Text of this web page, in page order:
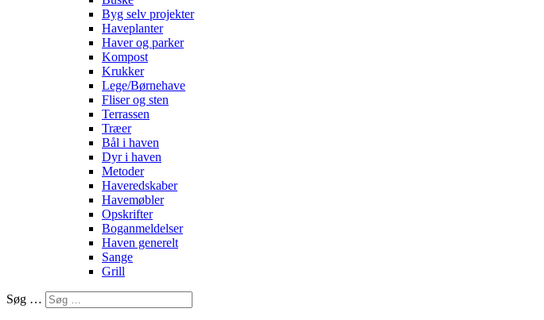
Byg selv projekter
Haveplanter
Haver og parker
Kompost
Krukker
Lege/Børnehave
Fliser og sten
Terrassen
Træer
Bål i haven
Dyr i haven
Metoder
Haveredskaber
Havemøbler
Opskrifter
Boganmeldelser
Haven generelt
Sange
Grill
Søg …